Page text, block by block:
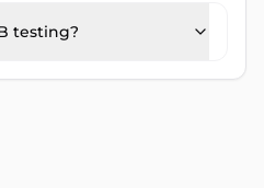
testing?